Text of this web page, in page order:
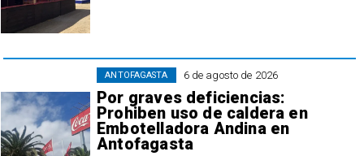
6 de agosto de 2026
Por graves deficiencias:
Prohiben uso de caldera en
Embotelladora Andina en
Antofagasta
ANTOFAGASTA